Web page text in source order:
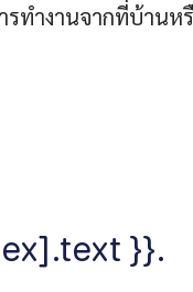
รทำงานจากที่บ้าน
}}.